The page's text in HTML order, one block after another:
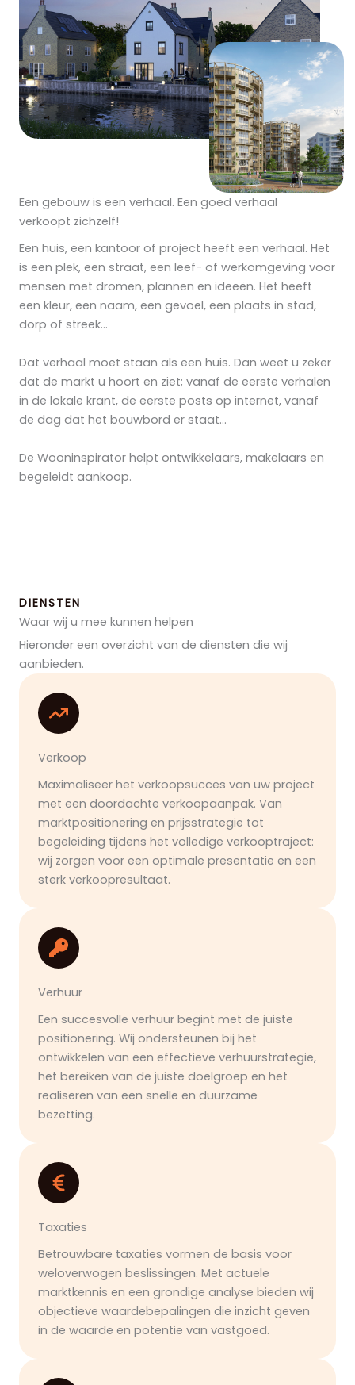
Een gebouw is een verhaal. Een goed verhaal
verkoopt zichzelf!
Een huis, een kantoor of project heeft een verhaal. Het
is een plek, een straat, een leef- of werkomgeving voor
mensen met dromen, plannen en ideeën. Het heeft
een kleur, een naam, een gevoel, een plaats in stad,
dorp of streek…
Dat verhaal moet staan als een huis. Dan weet u zeker
dat de markt u hoort en ziet; vanaf de eerste verhalen
in de lokale krant, de eerste posts op internet, vanaf
de dag dat het bouwbord er staat…
De Wooninspirator helpt ontwikkelaars, makelaars en
begeleidt aankoop.
DIENSTEN
Waar wij u mee kunnen helpen
Hieronder een overzicht van de diensten die wij
aanbieden.
Verkoop
Maximaliseer het verkoopsucces van uw project
met een doordachte verkoopaanpak. Van
marktpositionering en prijsstrategie tot
begeleiding tijdens het volledige verkooptraject:
wij zorgen voor een optimale presentatie en een
sterk verkoopresultaat.
Verhuur
Een succesvolle verhuur begint met de juiste
positionering. Wij ondersteunen bij het
ontwikkelen van een effectieve verhuurstrategie,
het bereiken van de juiste doelgroep en het
realiseren van een snelle en duurzame
bezetting.
Taxaties
Betrouwbare taxaties vormen de basis voor
weloverwogen beslissingen. Met actuele
marktkennis en een grondige analyse bieden wij
objectieve waardebepalingen die inzicht geven
in de waarde en potentie van vastgoed.